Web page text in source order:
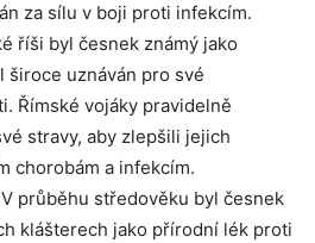
za sílu v boji proti‍ infekcím.
říši ⁢byl česnek známý⁤ jako
široce uznáván pro své
Římské vojáky ⁢pravidelně
stravy, aby​ zlepšili jejich
chorobám ‍a infekcím.
V průběhu středověku byl česnek⁣
klášterech jako přírodní lék proti